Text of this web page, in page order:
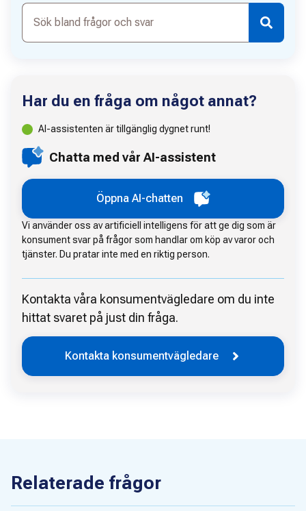
Sök
bland
frågor
och
Har du en fråga om något annat?
AI-assistenten är tillgänglig dygnet runt!
Chatta med vår AI-assistent
Öppna AI-chatten
Vi använder oss av artificiell intelligens för att ge dig som är
konsument svar på frågor som handlar om köp av varor och
tjänster. Du pratar inte med en riktig person.
Kontakta våra konsumentvägledare om du inte
hittat svaret på just din fråga.
Kontakta konsumentvägledare
Relaterade frågor